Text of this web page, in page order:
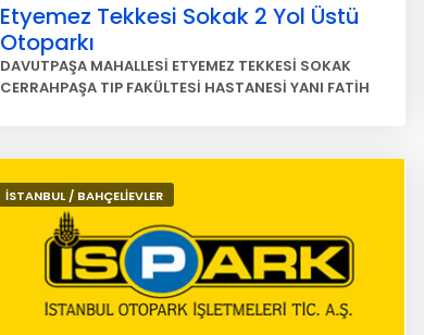
Etyemez Tekkesi Sokak 2 Yol Üstü
Otoparkı
DAVUTPAŞA MAHALLESİ ETYEMEZ TEKKESİ SOKAK
CERRAHPAŞA TIP FAKÜLTESİ HASTANESİ YANI FATİH
İSTANBUL / BAHÇELİEVLER